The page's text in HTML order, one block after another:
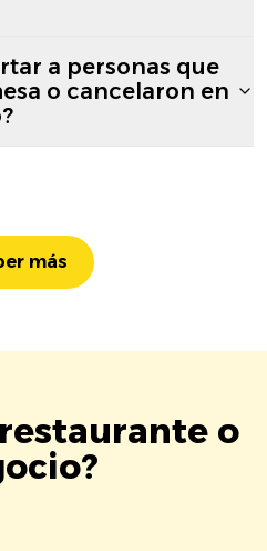
a personas que
o cancelaron en
más
o